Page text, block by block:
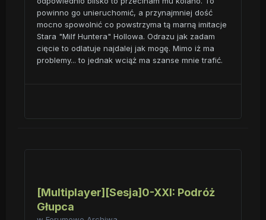
powinno go unieruchomić, a przynajmniej dość
mocno spowolnić co powstrzyma tą marną imitacje
Stara "Milf Huntera" Hollowa. Odrazu jak zadam
cięcie to odlatuje najdalej jak mogę. Mimo iż ma
problemy... to jednak wciąż ma szanse mnie trafić.
[Multiplayer][Sesja]0-XXI: Podróż
Głupca